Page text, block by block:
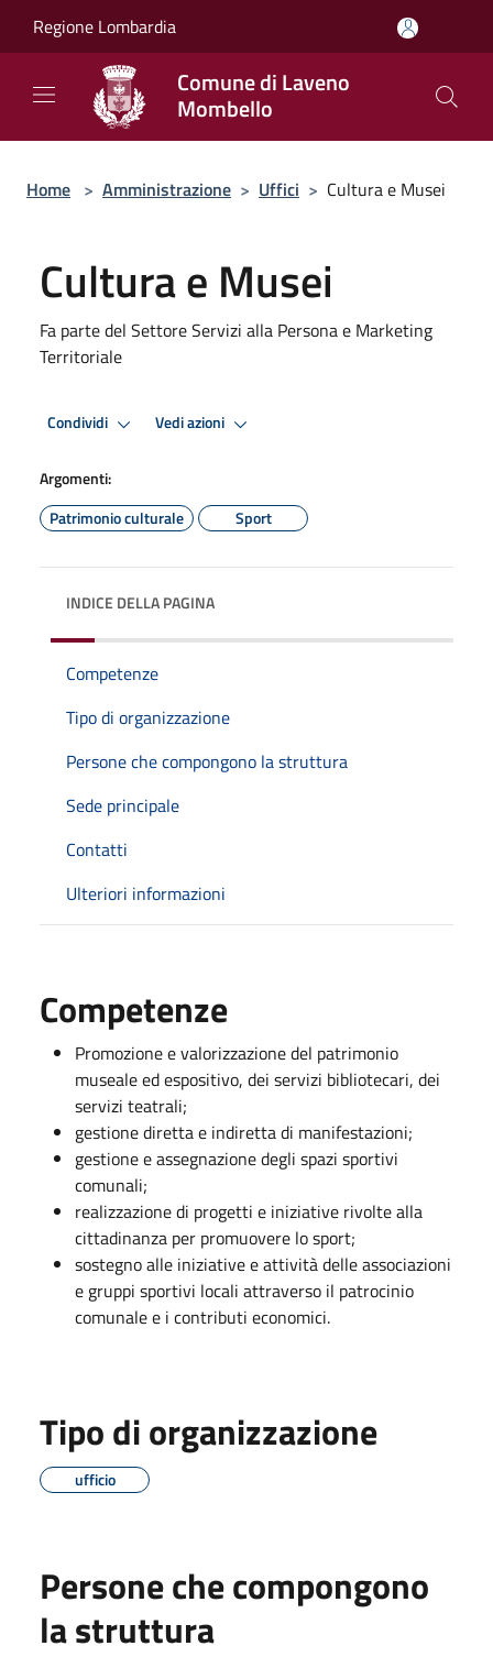
Regione Lombardia
Comune di Laveno
Mombello
Home > Amministrazione > Uffici > Cultura e Musei
Cultura e Musei
Fa parte del Settore Servizi alla Persona e Marketing
Territoriale
Condividi Vedi azioni
Argomenti:
Patrimonio culturale
Sport
INDICE DELLA PAGINA
Competenze
Tipo di organizzazione
Persone che compongono la struttura
Sede principale
Contatti
Ulteriori informazioni
Competenze
Promozione e valorizzazione del patrimonio
museale ed espositivo, dei servizi bibliotecari, dei
servizi teatrali;
gestione diretta e indiretta di manifestazioni;
gestione e assegnazione degli spazi sportivi
comunali;
realizzazione di progetti e iniziative rivolte alla
cittadinanza per promuovere lo sport;
sostegno alle iniziative e attività delle associazioni
e gruppi sportivi locali attraverso il patrocinio
comunale e i contributi economici.
Tipo di organizzazione
ufficio
Persone che compongono
la struttura